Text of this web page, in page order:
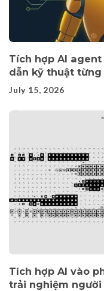
Tích hợp AI
dẫn kỹ thuật từng
July 15, 2026
Tích hợp AI vào
trải nghiệm